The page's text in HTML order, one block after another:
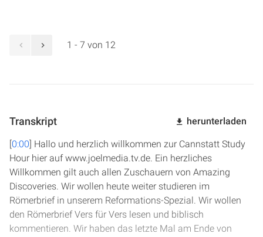
1 - 7 von 12
Transkript herunterladen
[0:00] Hallo und herzlich willkommen zur Cannstatt Study
Hour hier auf www.joelmedia.tv.de. Ein herzliches
Willkommen gilt auch allen Zuschauern von Amazing
Discoveries. Wir wollen heute weiter studieren im
Römerbrief in unserem Reformations-Spezial. Wir wollen
den Römerbrief Vers für Vers lesen und biblisch
kommentieren. Wir haben das letzte Mal am Ende von